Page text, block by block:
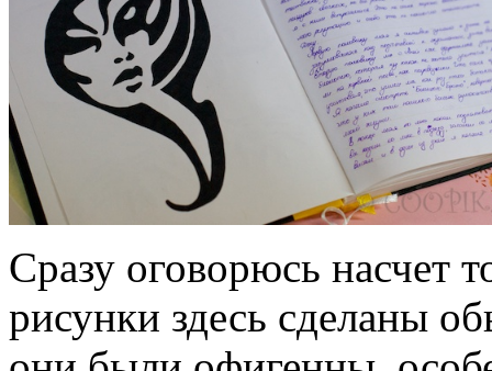
Сразу оговорюсь насчет
рисунки здесь сделаны